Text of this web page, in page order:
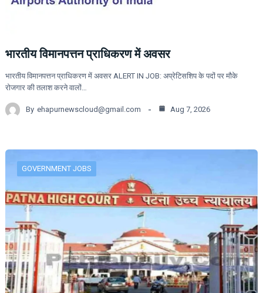
भारतीय विमानपत्तन प्राधिकरण में अवसर
भारतीय विमानपत्तन प्राधिकरण में अवसर ALERT IN JOB: अप्रेटिसशिप के पदों पर मौके
रोजगार की तलाश करने वालों…
By ehapurnewscloud@gmail.com Aug 7, 2026
GOVERNMENT JOBS